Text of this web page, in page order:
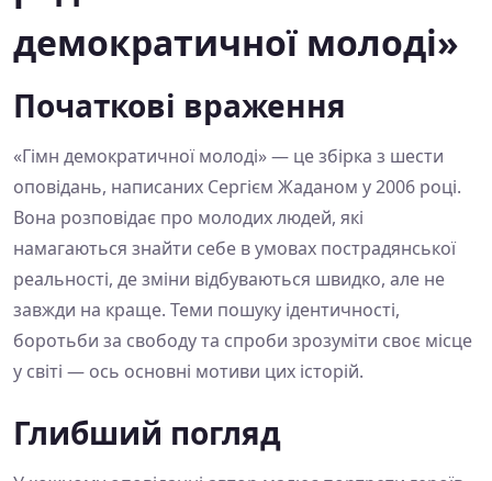
демократичної молоді»
Початкові враження
«Гімн демократичної молоді» — це збірка з шести
оповідань, написаних Сергієм Жаданом у 2006 році.
Вона розповідає про молодих людей, які
намагаються знайти себе в умовах пострадянської
реальності, де зміни відбуваються швидко, але не
завжди на краще. Теми пошуку ідентичності,
боротьби за свободу та спроби зрозуміти своє місце
у світі — ось основні мотиви цих історій.
Глибший погляд